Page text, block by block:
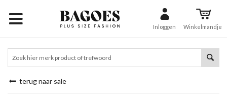
Inloggen Winkelmandje
terug naar sale